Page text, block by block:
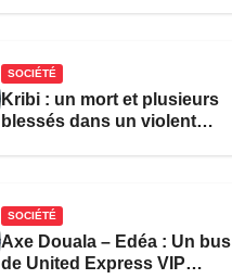
SOCIÉTÉ
Kribi : un mort et plusieurs
blessés dans un violent
SOCIÉTÉ
Axe Douala – Edéa : Un bus
de United Express VIP